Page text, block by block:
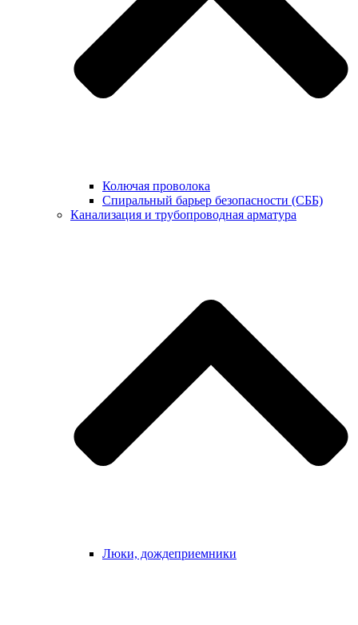
Колючая проволока
Спиральный барьер безопасности (СББ)
Канализация и трубопроводная арматура
Люки, дождеприемники